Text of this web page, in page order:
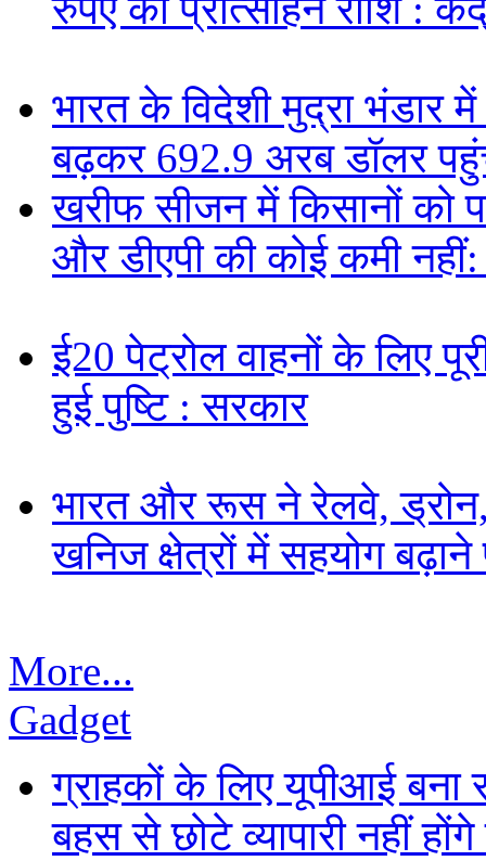
रुपए की प्रोत्साहन राशि :
भारत के विदेशी मुद्रा भंडार
बढ़कर 692.9 अरब डॉलर
खरीफ सीजन में किसानों को
और डीएपी की कोई कमी
ई20 पेट्रोल वाहनों के लिए
हुई पुष्टि : सरकार
भारत और रूस ने रेलवे, ड्रोन,
खनिज क्षेत्रों में सहयोग
More...
Gadget
ग्राहकों के लिए यूपीआई
बहस से छोटे व्यापारी नहीं